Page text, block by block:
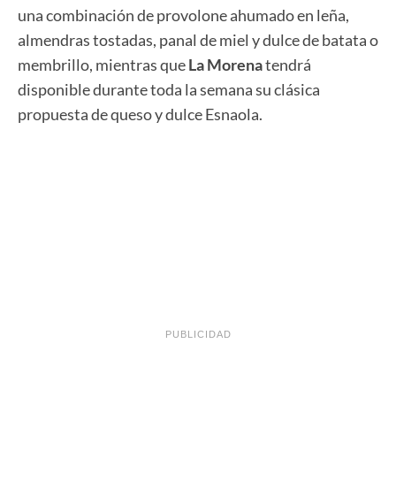
una combinación de provolone ahumado en leña,
almendras tostadas, panal de miel y dulce de batata o
membrillo, mientras queLa Morenatendrá
disponible durante toda la semana su clásica
propuesta de queso y dulce Esnaola.
PUBLICIDAD